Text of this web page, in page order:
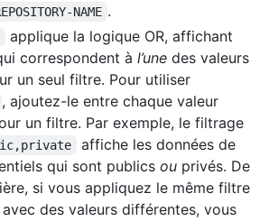
NAME .
applique la logique OR, affichant
correspondent à l’une des valeurs
un seul filtre. Pour utiliser
, ajoutez-le entre chaque valeur
un filtre. Par exemple, le filtrage
affiche les données de
qui sont publics ou privés. De
si vous appliquez le même filtre
des valeurs différentes, vous